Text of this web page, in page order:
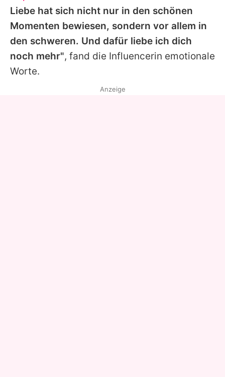
Liebe hat sich nicht nur in den schönen
Momenten bewiesen, sondern vor allem in
den schweren. Und dafür liebe ich dich
noch mehr", fand die Influencerin emotionale
Worte.
Anzeige